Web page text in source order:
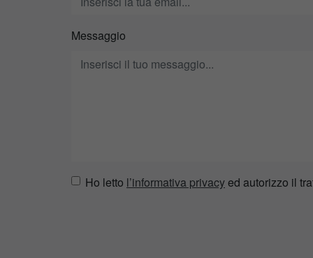
Messaggio
Ho letto l’informativa privacyed autorizzo il